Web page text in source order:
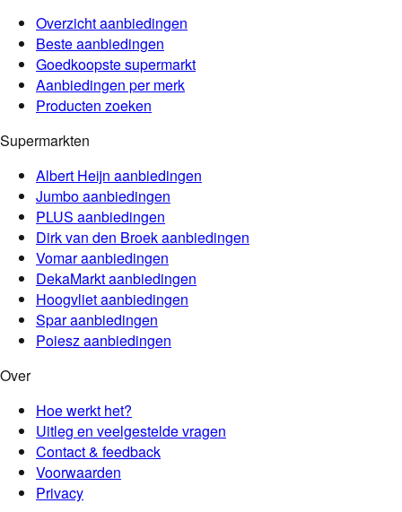
Overzicht aanbiedingen
Beste aanbiedingen
Goedkoopste supermarkt
Aanbiedingen per merk
Producten zoeken
Supermarkten
Albert Heijn aanbiedingen
Jumboaanbiedingen
PLUS aanbiedingen
Dirk van den Broekaanbiedingen
Vomaraanbiedingen
DekaMarktaanbiedingen
Hoogvlietaanbiedingen
Sparaanbiedingen
Poieszaanbiedingen
Over
Hoe werkt het?
Uitleg en veelgestelde vragen
Contact & feedback
Voorwaarden
Privacy